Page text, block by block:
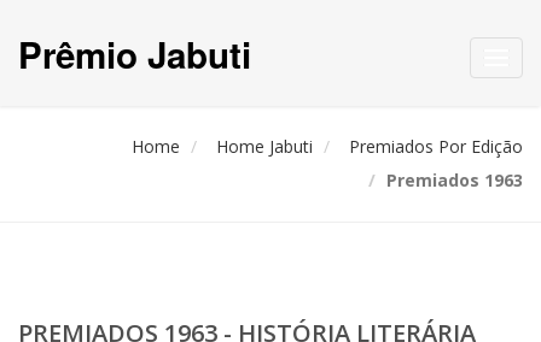
Prêmio Jabuti
Home Home Jabuti
Premiados Por Edição
Premiados 1963
PREMIADOS 1963 - HISTÓRIA LITERÁRIA